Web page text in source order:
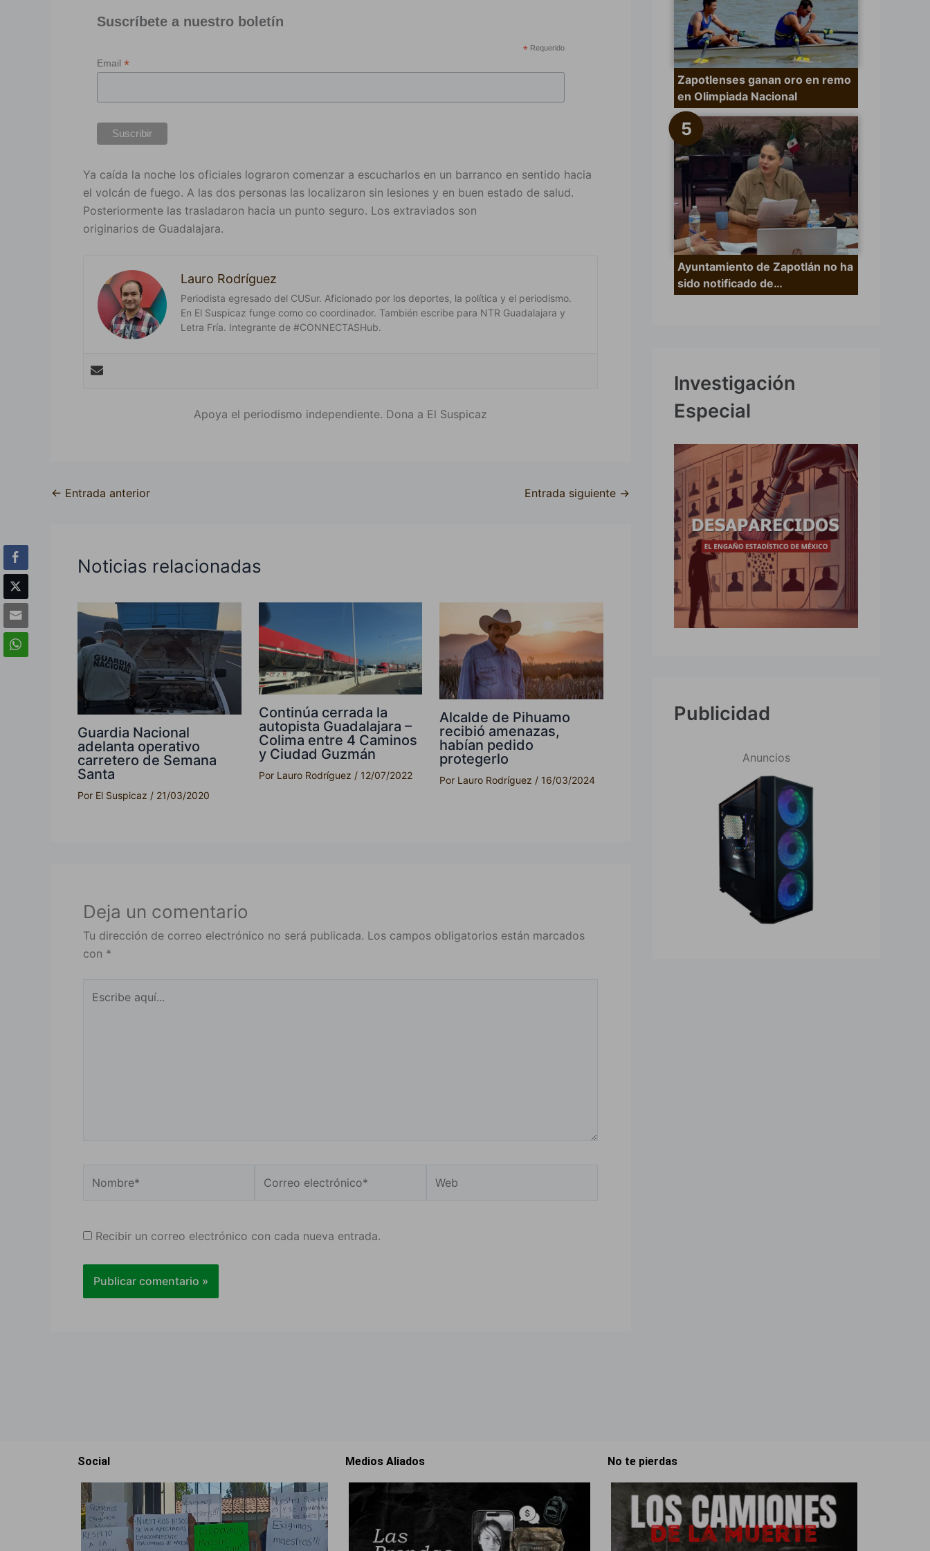
Suscríbete a nuestro boletín
* Requerido
Email *
Ya caída la noche los oficiales lograron comenzar a escucharlos en un barranco en sentido hacia
el volcán de fuego. A las dos personas las localizaron sin lesiones y en buen estado de salud.
Posteriormente las trasladaron hacia un punto seguro. Los extraviados son
originarios de Guadalajara.
Lauro Rodríguez
Periodista egresado del CUSur. Aficionado por los deportes, la política y el periodismo.
En El Suspicaz funge como co coordinador. También escribe para NTR Guadalajara y
Letra Fría. Integrante de #CONNECTASHub.
Apoya el periodismo independiente. Dona a El Suspicaz
← Entrada anterior Entrada siguiente →
Noticias relacionadas
Guardia Nacional
adelanta operativo
carretero de Semana
Santa
Por El Suspicaz / 21/03/2020
Continúa cerrada la
autopista Guadalajara –
Colima entre 4 Caminos
y Ciudad Guzmán
Por Lauro Rodríguez / 12/07/2022
Alcalde de Pihuamo
recibió amenazas,
habían pedido
protegerlo
Por Lauro Rodríguez / 16/03/2024
Deja un comentario
Tu dirección de correo electrónico no será publicada. Los campos obligatorios están marcados
con *
aquí...
electrónico*
Recibir un correo electrónico con cada nueva entrada.
Zapotlenses ganan oro en remo
en Olimpiada Nacional
Ayuntamiento de Zapotlán no ha
sido notificado de…
Investigación
Especial
Publicidad
Anuncios
Social Medios Aliados No te pierdas